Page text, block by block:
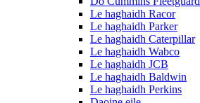
Le haghaidh Racor
Le haghaidh Parker
Le haghaidh Caterpillar
Le haghaidh Wabco
Le haghaidh JCB
Le haghaidh Baldwin
Le haghaidh Perkins